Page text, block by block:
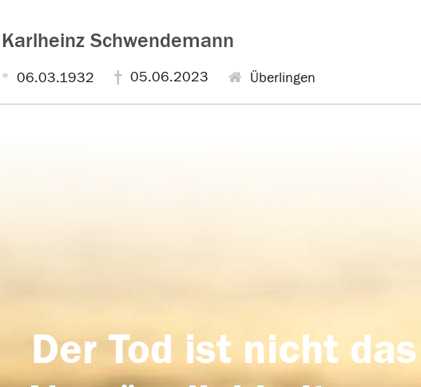
Karlheinz Schwendemann
06.03.1932 05.06.2023 Überlingen
Der Tod ist nicht